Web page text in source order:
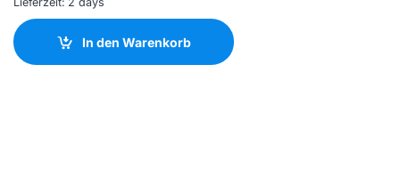
In den Warenkorb